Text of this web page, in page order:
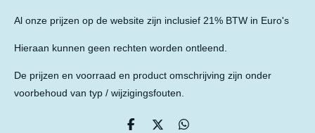
Al onze prijzen op de website zijn inclusief 21% BTW in Euro's
Hieraan kunnen geen rechten worden ontleend.
De prijzen en voorraad en product omschrijving zijn onder
voorbehoud van typ / wijzigingsfouten.
D D D